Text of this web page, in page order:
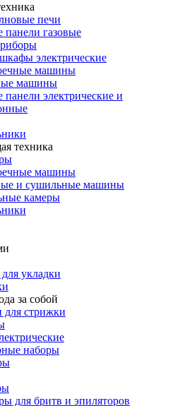
печи
панели газовые
электрические
машины
машины
электрические и
техника
машины
и сушильные машины
камеры
укладки
за собой
стрижки
наборы
для бритв и эпиляторов